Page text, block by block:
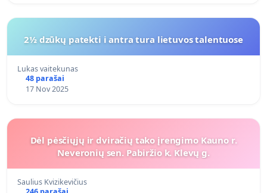
2½ dzūkų patekti i antra tura lietuvos talentuose
Lukas vaitekunas
48 parašai
17 Nov 2025
Dėl pėsčiųjų ir dviračių tako įrengimo Kauno r.
Neveronių sen. Pabiržio k. Klevų g.
Saulius Kvizikevičius